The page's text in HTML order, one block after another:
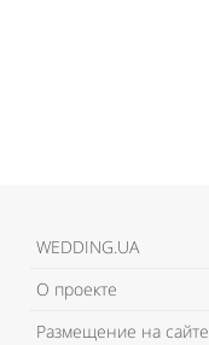
WEDDING.UA
О проекте
Размещение на сайте